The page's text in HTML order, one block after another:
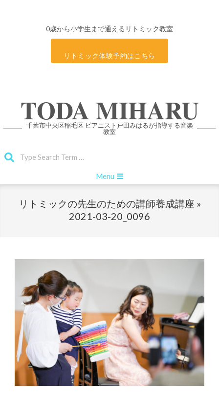
0歳から小学生まで通えるリトミック教室
リトミック体験予約はこちら
TODA MIHARU
千葉市中央区稲毛区 ピアニスト戸田みはるが指導する音楽
教室
Navigation
Menu
リトミックの先生のための講師養成講座 »
2021-03-20_0096